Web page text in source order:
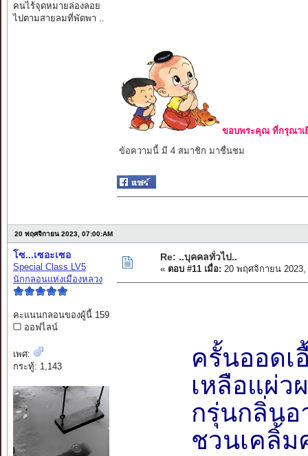
คนไร้จุดหมายล่องลอย
ไปตามสายลมที่พัดพา ..
ขอบพระคุณ ที่กรุณาเ
ข้อความนี้ มี 4 สมาชิก มาชื่นชม
20 พฤศจิกายน 2023, 07:00:AM
โซ...เซอะเซอ
Special Class LV5
นักกลอนแห่งเมืองหลวง
คะแนนกลอนของผู้นี้ 159
ออฟไลน์
เพศ:
กระทู้: 1,143
Re: ..บุคคลทั่วไป..
« ตอบ #11 เมื่อ: 20 พฤศจิกายน 2023,
ครั้นออดเ
เหลือแผ่ว
กรุ่นกลิ่นอ
ชวนเคลิ้ม